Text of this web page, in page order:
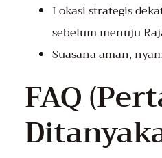
Lokasi strategis
sebelum menuju
Suasana aman,
FAQ